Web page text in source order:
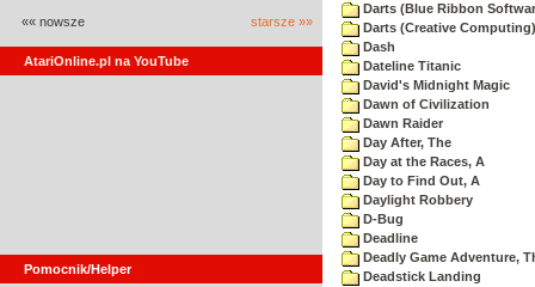
«« nowsze starsze »»
AtariOnline.pl na YouTube
Pomocnik/Helper
Darts (Blue Ribbon
Darts (Creative Computing)
Dash
Dateline Titanic
David's Midnight Magic
Dawn of Civilization
Dawn Raider
Day After, The
Day at the Races, A
Day to Find Out, A
Daylight Robbery
D-Bug
Deadline
Deadly Game Adventure,
Deadstick Landing